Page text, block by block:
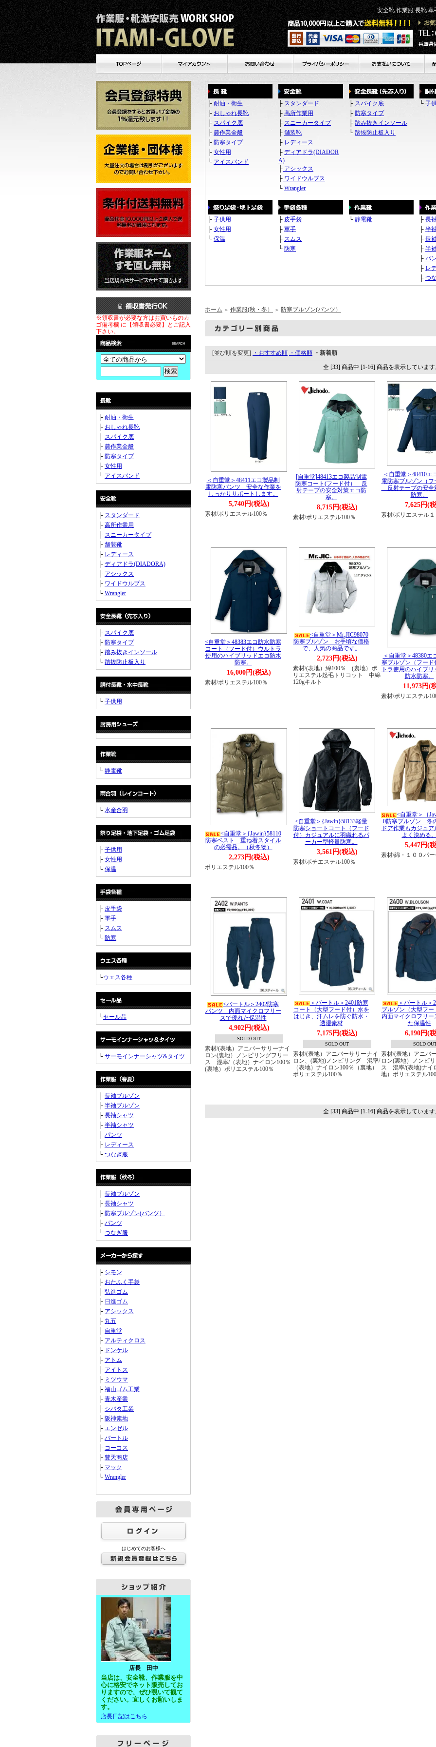
安全靴 作業服 長靴
個人
※領収書が必要な方はお買いものカ
ゴ備考欄 に【領収書必要】とご記入
下さい。
├ 耐油・衛生
├ おしゃれ長靴
├ スパイク底
├ 農作業全般
├ 防寒タイプ
├ 女性用
└ アイスバンド
├ スタンダード
├ 高所作業用
├ スニーカータイプ
├ 舗装靴
├ レディース
├ ディアドラ(DIADORA)
├ アシックス
├ ワイドウルブス
└ Wrangler
├ スパイク底
├ 防寒タイプ
├ 踏み抜きインソール
└ 踏抜防止板入り
└ 子供用
└ 静電靴
└ 水産合羽
├ 子供用
├ 女性用
└ 保温
├ 皮手袋
├ 軍手
├ スムス
└ 防寒
└ウエス各種
└セール品
└ サーモインナーシャツ&タイツ
├ 長袖ブルゾン
├ 半袖ブルゾン
├ 長袖シャツ
├ 半袖シャツ
├ パンツ
├ レディース
└ つなぎ服
├ 長袖ブルゾン
├ 長袖シャツ
├ 防寒ブルゾン(パンツ）
├ パンツ
└ つなぎ服
├ シモン
├ おたふく手袋
├ 弘進ゴム
├ 日進ゴム
├ アシックス
├ 丸五
├ 自重堂
├ アルティクロス
├ ドンケル
├ アトム
├ アイトス
├ ミツウマ
├ 福山ゴム工業
├ 青木産業
├ シバタ工業
├ 阪神素地
├ エンゼル
├ バートル
├ コーコス
├ 豊天商店
├ マック
└ Wrangler
はじめてのお客様へ
店長 田中
当店は、安全靴、作業服を中
心に格安でネット販売してお
りますので、ぜひ覗いて観て
ください。宜しくお願いしま
す。
店長日記はこちら
├ 耐油・衛生
├ おしゃれ長靴
├ スパイク底
├ 農作業全般
├ 防寒タイプ
├ 女性用
└ アイスバンド
├ スタンダード
├ 高所作業用
├ スニーカータイプ
├ 舗装靴
├ レディース
├ ディアドラ(DIADOR
A)
├ アシックス
├ ワイドウルブス
└ Wrangler
├ スパイク底
├ 防寒タイプ
├ 踏み抜きインソール
└ 踏抜防止板入り
└ 子
├ 子供用
├ 女性用
└ 保温
├ 皮手袋
├ 軍手
├ スムス
└ 防寒
└ 静電靴 ├ 長
├ 半
├ 長
├ 半
├ パ
├ レ
├ つ
ホーム ＞ 作業服(秋・冬） ＞ 防寒ブルゾン(パンツ）
[並び順を変更] ・おすすめ順 ・価格順 ・新着順
全 [33] 商品中 [1-16] 商品を表示しています
＜自重堂＞48411エコ製品制
電防寒パンツ 安全な作業を
しっかりサポートします。
5,740円(税込)
素材/ポリエステル100％
[自重堂]48413エコ製品制電
防寒コート(フード付） 反
射テープの安全対策エコ防
寒。
8,715円(税込)
素材/ポリエステル100％
＜自重堂＞48410エ
電防寒ブルゾン（フ
反射テープの安全
防寒。
7,625円(
素材/ポリエステル１
<自重堂＞48383エコ防水防寒
コート（フード付）ウルトラ
使用のハイブリッドエコ防水
防寒。
16,000円(税込)
素材/ポリエステル100％
<自重堂＞Mr,JIC98070
防寒ブルゾン お手頃な価格
で、人気の商品です。
2,723円(税込)
素材/(表地）綿100％ (裏地）ポ
リエステル起毛トリコット 中綿
120gキルト
＜自重堂＞48380エ
寒ブルゾン（フード
トラ使用のハイブリ
防水防寒。
11,973円(
素材/ポリエステル
<自重堂＞{Jawin}58110
防寒ベスト 重ね着スタイル
の必需品。（秋冬物）
2,273円(税込)
ポリエステル100％
<自重堂＞{Jawin}58133軽量
防寒ショートコート（フード
付）カジュアルに羽織れるパ
ーカー型軽量防寒。
3,561円(税込)
素材/ポチエステル100％
<自重堂＞｛
0防寒ブルゾン 冬
ドア作業もカジュア
よく決める。
5,447円(
素材/綿・１００パー
<バートル＞2402防寒
パンツ 内面マイクロフリー
スで優れた保温性
4,902円(税込)
SOLD OUT
素材/(表地）アニバーサリーナイ
ロン(裏地）ノンピリングフリー
ス 混率/（表地）ナイロン100％
(裏地）ポリエステル100％
＜バートル＞2401防寒
コート（大型フード付）水を
はじき、汗ムレを防ぐ防水・
透湿素材
7,175円(税込)
SOLD OUT
素材/(表地）アニバーサリーナイ
ロン、(裏地)ノンピリング 混率/
（表地）ナイロン100％（裏地）
ポリエステル100％
＜バートル＞
ブルゾン（大型フ
内面マイクロフリー
た保温性
6,190円(
SOLD
素材/(表地）アニバ
ロン(裏地）ノンピ
ス 混率/(表地)ナイ
地）ポリエステル
全 [33] 商品中 [1-16] 商品を表示しています